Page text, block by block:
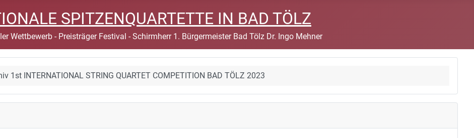
SPITZENQUARTETTE IN BAD TÖLZ
Wettbewerb - Preisträger Festival - Schirmherr 1. Bürgermeister Bad Tölz Dr. Ingo Mehner
1st INTERNATIONAL STRING QUARTET COMPETITION BAD TÖLZ 2023